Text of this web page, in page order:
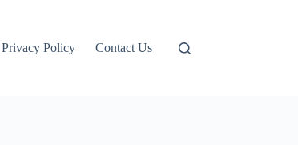
Privacy Policy Contact Us